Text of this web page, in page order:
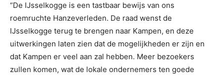
“De IJsselkogge is een tastbaar bewijs van ons
roemruchte Hanzeverleden. De raad wenst de
IJsselkogge terug te brengen naar Kampen, en deze
uitwerkingen laten zien dat de mogelijkheden er zijn en
dat Kampen er veel aan zal hebben. Meer bezoekers
zullen komen, wat de lokale ondernemers ten goede